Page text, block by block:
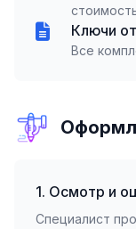
Ключи
Все
1. Осмотр и
Специалист